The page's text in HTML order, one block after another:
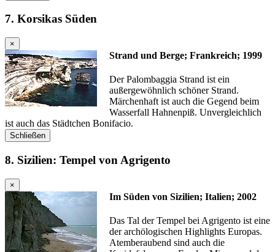
7. Korsikas Süden
×
Strand und Berge; Frankreich; 1999
Der Palombaggia Strand ist ein
außergewöhnlich schöner Strand.
Märchenhaft ist auch die Gegend beim
Wasserfall Hahnenpiß. Unvergleichlich
ist auch das Städtchen Bonifacio.
Schließen
8. Sizilien: Tempel von Agrigento
×
Im Süden von Sizilien; Italien; 2002
Das Tal der Tempel bei Agrigento ist eine
der archölogischen Highlights Europas.
Atemberaubend sind auch die